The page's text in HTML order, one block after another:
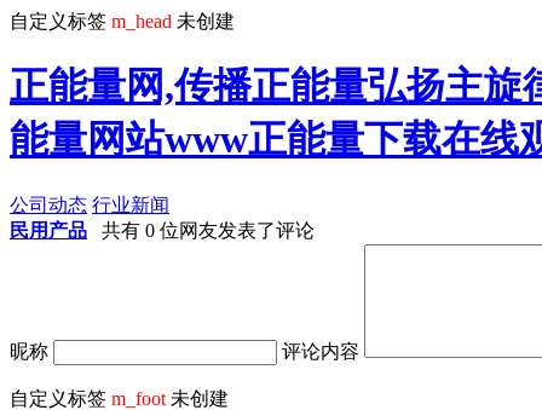
自定义标签 m_head 未创建
正能量网,传播正能量弘扬主
能量网站www正能量下载在线
公司动态 行业新闻
民用产品 共有 0 位网友发表了评论
昵称 评论内容
自定义标签 m_foot 未创建